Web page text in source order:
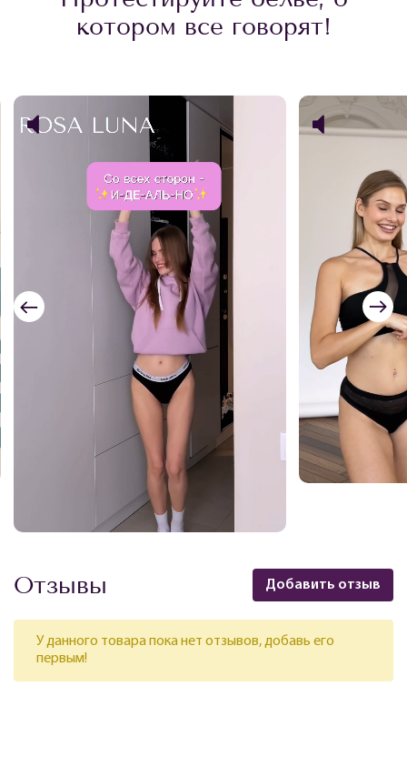
котором все говорят!
Отзывы Добавить отзыв
У данного товара пока нет отзывов, добавь его
первым!